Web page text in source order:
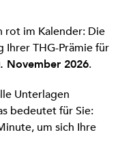
rot im Kalender: Die
THG-Prämie für
November 2026.
Unterlagen
bedeutet für Sie:
um sich Ihre